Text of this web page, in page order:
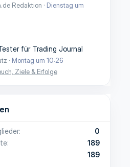
Redaktion
Dienstag um
für Trading Journal
Montag um 10:26
Ziele & Erfolge
0
189
189